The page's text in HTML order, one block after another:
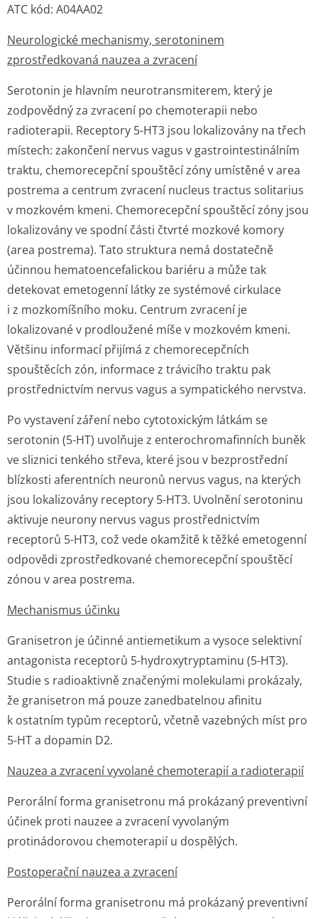
ATC kód: A04AA02
Neurologické mechanismy, serotoninem
zprostředkovaná nauzea a zvracení
Serotonin je hlavním neurotransmiterem, který je
zodpovědný za zvracení po chemoterapii nebo
radioterapii. Receptory 5-HT3 jsou lokalizovány na třech
místech: zakončení nervus vagus v gastrointes­tinálním
traktu, chemorecepční spouštěcí zóny umístěné varea
postrema a centrum zvracení nucleus tractus solitarius
v mozkovém kmeni. Chemorecepční spouštěcí zóny jsou
lokalizovány ve spodní části čtvrté mozkové komory
(area postrema). Tato struktura nemá dostatečně
účinnou hematoencefalickou bariéru a může tak
detekovat emetogenní látky ze systémové cirkulace
i z mozkomíšního moku. Centrum zvracení je
lokalizované v prodloužené míše v mozkovém kmeni.
Většinu informací přijímá z chemorecepčních
spouštěcích zón, informace z trávicího traktu pak
prostřednictvím nervus vagus a sympatického nervstva.
Po vystavení záření nebo cytotoxickým látkám se
serotonin (5-HT) uvolňuje z enterochroma­finních buněk
ve sliznici tenkého střeva, které jsou v bezprostřední
blízkosti aferentních neuronů nervus vagus, na kterých
jsou lokalizovány receptory 5-HT3. Uvolnění serotoninu
aktivuje neurony nervus vagus prostřednictvím
receptorů 5-HT3, což vede okamžitě k těžké emetogenní
odpovědi zprostředkované chemorecepční spouštěcí
zónou varea postrema.
Mechanismus účinku
Granisetron je účinné antiemetikum a vysoce selektivní
antagonista receptorů 5-hydroxytryptaminu (5-HT3).
Studie s radioaktivně značenými molekulami prokázaly,
že granisetron má pouze zanedbatelnou afinitu
k ostatním typům receptorů, včetně vazebných míst pro
5-HT a dopamin D2.
Nauzea a zvracení vyvolané chemoterapií a radioterapií
Perorální forma granisetronu má prokázaný preventivní
účinek proti nauzee a zvracení vyvolaným
protinádorovou chemoterapií u dospělých.
Postoperační nauzea a zvracení
Perorální forma granisetronu má prokázaný preventivní